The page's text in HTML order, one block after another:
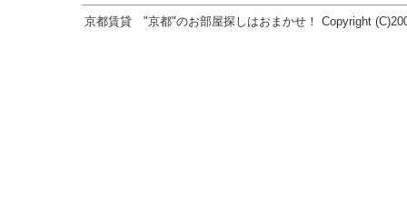
京都賃貸 "京都"のお部屋探しはおまかせ！ Copyright